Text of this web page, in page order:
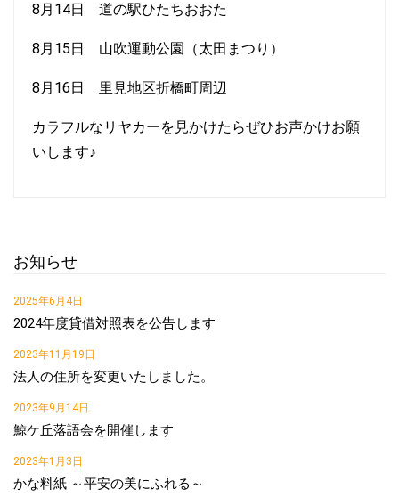
8月14日 道の駅ひたちおおた
8月15日 山吹運動公園（太田まつり）
8月16日 里見地区折橋町周辺
カラフルなリヤカーを見かけたらぜひお声かけお願
いします♪
お知らせ
2025年6月4日
2024年度貸借対照表を公告します
2023年11月19日
法人の住所を変更いたしました。
2023年9月14日
鯨ケ丘落語会を開催します
2023年1月3日
かな料紙 ～平安の美にふれる～